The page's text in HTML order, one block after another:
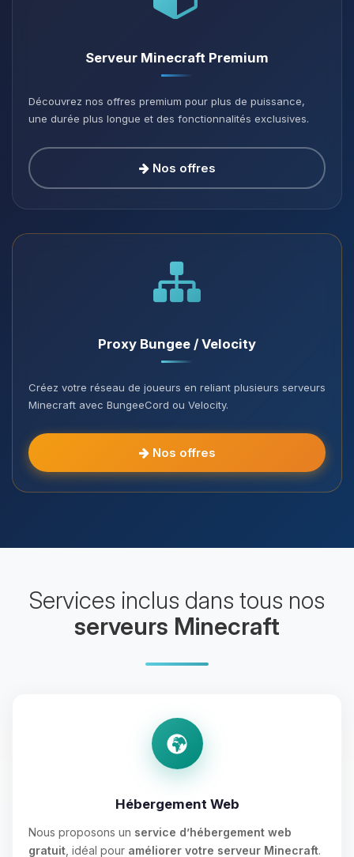
Serveur Minecraft Premium
Découvrez nos offres premium pour plus de puissance,
une durée plus longue et des fonctionnalités exclusives.
Nos offres
Proxy Bungee / Velocity
Créez votre réseau de joueurs en reliant plusieurs serveurs
Minecraft avec BungeeCord ou Velocity.
Nos offres
Services inclus dans tous nos
serveurs Minecraft
Hébergement Web
Nous proposons un service d’hébergement web
gratuit , idéal pour améliorer votre serveur Minecraft.